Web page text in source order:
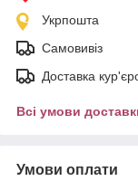
Укрпошта
Самовивіз
Доставка
Всі умови
Умови оплати